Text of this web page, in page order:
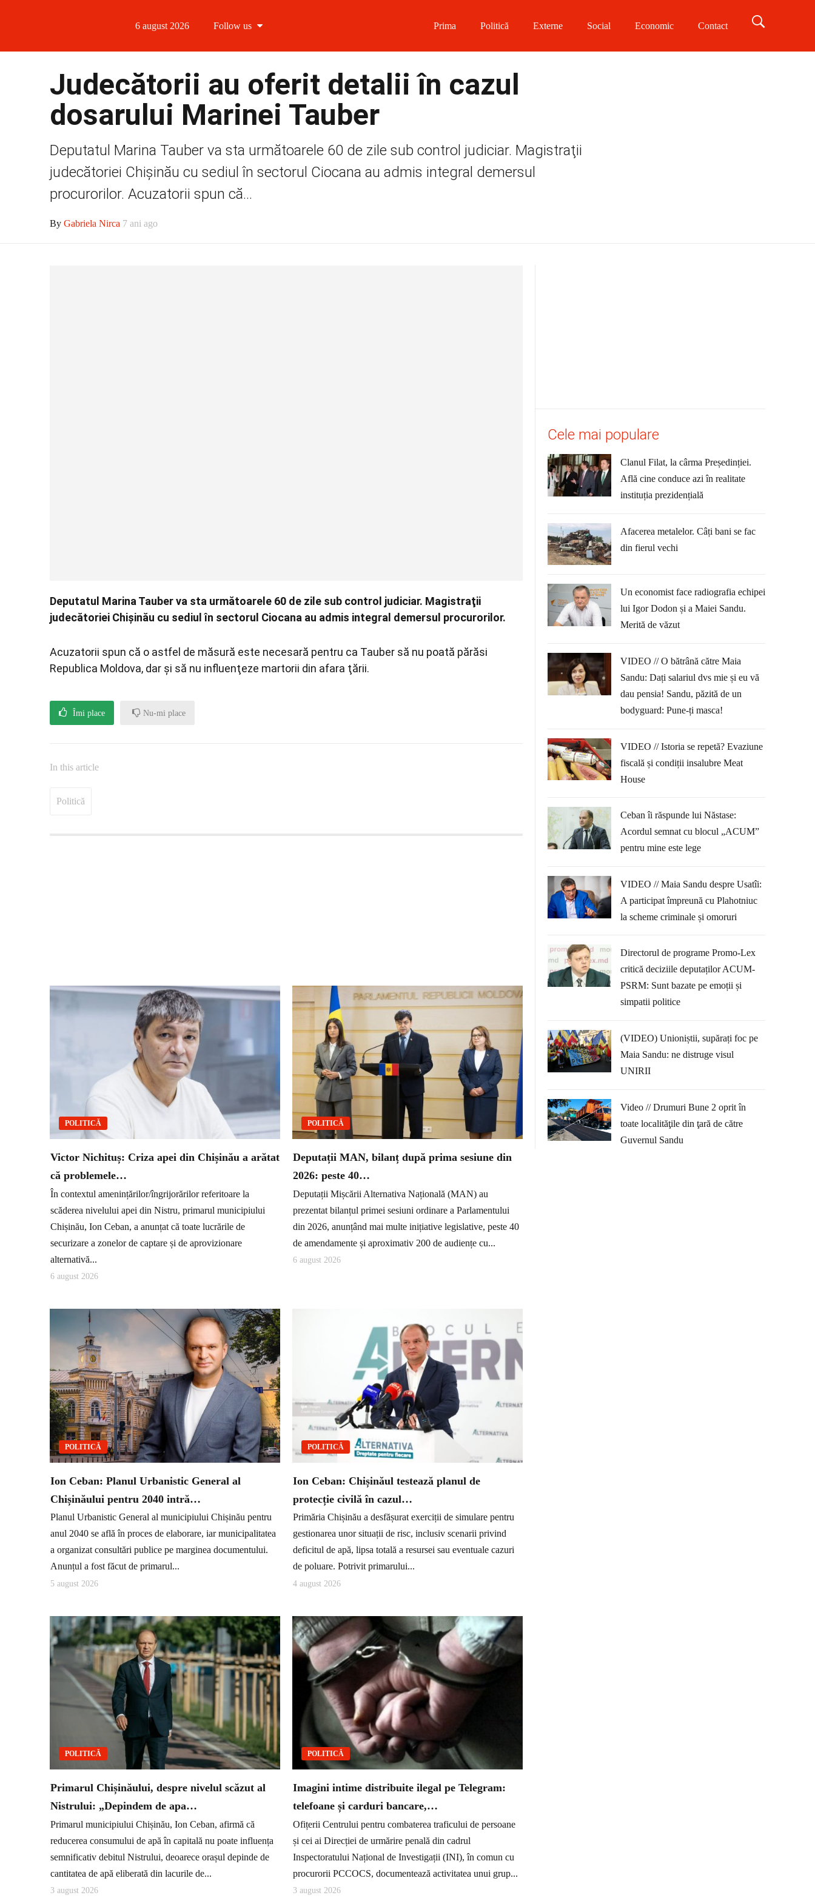
6 august 2026 Follow us
Follow us on Twitter
Prima Politică Externe Social Economic Contact
Judecătorii au oferit detalii în cazul
dosarului Marinei Tauber
Deputatul Marina Tauber va sta următoarele 60 de zile sub control judiciar. Magistraţii
judecătoriei Chişinău cu sediul în sectorul Ciocana au admis integral demersul
procurorilor. Acuzatorii spun că...
By Gabriela Nirca 7 ani ago
Deputatul Marina Tauber va sta următoarele 60 de zile sub control judiciar. Magistraţii
judecătoriei Chişinău cu sediul în sectorul Ciocana au admis integral demersul procurorilor.
Acuzatorii spun că o astfel de măsură este necesară pentru ca Tauber să nu poată părăsi
Republica Moldova, dar şi să nu influenţeze martorii din afara ţării.
Îmi place Nu-mi place
In this article
Politică
POLITICĂ
Victor Nichituș: Criza apei din Chișinău a arătat
că problemele…
În contextul amenințărilor/îngrijorărilor referitoare la
scăderea nivelului apei din Nistru, primarul municipiului
Chișinău, Ion Ceban, a anunțat că toate lucrările de
securizare a zonelor de captare și de aprovizionare
alternativă...
6 august 2026
POLITICĂ
Deputații MAN, bilanț după prima sesiune din
2026: peste 40…
Deputații Mișcării Alternativa Națională (MAN) au
prezentat bilanțul primei sesiuni ordinare a Parlamentului
din 2026, anunțând mai multe inițiative legislative, peste 40
de amendamente și aproximativ 200 de audiențe cu...
6 august 2026
POLITICĂ
Ion Ceban: Planul Urbanistic General al
Chișinăului pentru 2040 intră…
Planul Urbanistic General al municipiului Chișinău pentru
anul 2040 se află în proces de elaborare, iar municipalitatea
a organizat consultări publice pe marginea documentului.
Anunțul a fost făcut de primarul...
5 august 2026
POLITICĂ
Ion Ceban: Chișinăul testează planul de
protecție civilă în cazul…
Primăria Chișinău a desfășurat exerciții de simulare pentru
gestionarea unor situații de risc, inclusiv scenarii privind
deficitul de apă, lipsa totală a resursei sau eventuale cazuri
de poluare. Potrivit primarului...
4 august 2026
POLITICĂ
Primarul Chișinăului, despre nivelul scăzut al
Nistrului: „Depindem de apa…
Primarul municipiului Chișinău, Ion Ceban, afirmă că
reducerea consumului de apă în capitală nu poate influența
semnificativ debitul Nistrului, deoarece orașul depinde de
cantitatea de apă eliberată din lacurile de...
3 august 2026
POLITICĂ
Imagini intime distribuite ilegal pe Telegram:
telefoane și carduri bancare,…
Ofițerii Centrului pentru combaterea traficului de persoane
și cei ai Direcției de urmărire penală din cadrul
Inspectoratului Național de Investigații (INI), în comun cu
procurorii PCCOCS, documentează activitatea unui grup...
3 august 2026
Cele mai populare
Clanul Filat, la cârma Președinției.
Află cine conduce azi în realitate
instituția prezidențială
Afacerea metalelor. Câți bani se fac
din fierul vechi
Un economist face radiografia echipei
lui Igor Dodon și a Maiei Sandu.
Merită de văzut
VIDEO // O bătrână către Maia
Sandu: Dați salariul dvs mie și eu vă
dau pensia! Sandu, păzită de un
bodyguard: Pune-ți masca!
VIDEO // Istoria se repetă? Evaziune
fiscală și condiții insalubre Meat
House
Ceban îi răspunde lui Năstase:
Acordul semnat cu blocul „ACUM”
pentru mine este lege
VIDEO // Maia Sandu despre Usatîi:
A participat împreună cu Plahotniuc
la scheme criminale și omoruri
Directorul de programe Promo-Lex
critică deciziile deputaților ACUM-
PSRM: Sunt bazate pe emoții și
simpatii politice
(VIDEO) Unioniștii, supărați foc pe
Maia Sandu: ne distruge visul
UNIRII
Video // Drumuri Bune 2 oprit în
toate localităţile din ţară de către
Guvernul Sandu